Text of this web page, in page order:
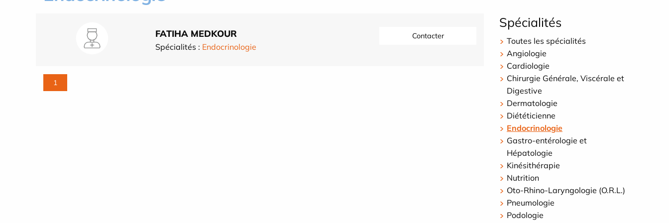
FATIHA MEDKOUR
Spécialités : Endocrinologie
Contacter
1
Spécialités
Toutes les spécialités
Angiologie
Cardiologie
Chirurgie Générale, Viscérale et
Digestive
Dermatologie
Diététicienne
Endocrinologie
Gastro-entérologie et
Hépatologie
Kinésithérapie
Nutrition
Oto-Rhino-Laryngologie (O.R.L.)
Pneumologie
Podologie